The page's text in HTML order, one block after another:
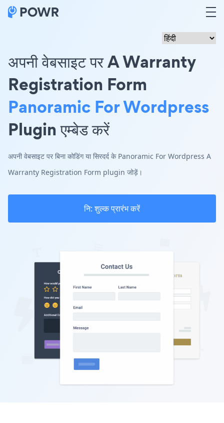
अपनी वेबसाइट पर A Warranty
Registration Form
Panoramic For Wordpress
Plugin एम्बेड करें
अपनी वेबसाइट पर बिना कोडिंग या सिरदर्द के Panoramic For Wordpress A
Warranty Registration Form plugin जोड़ें।
नि: शुल्क प्रारंभ करें